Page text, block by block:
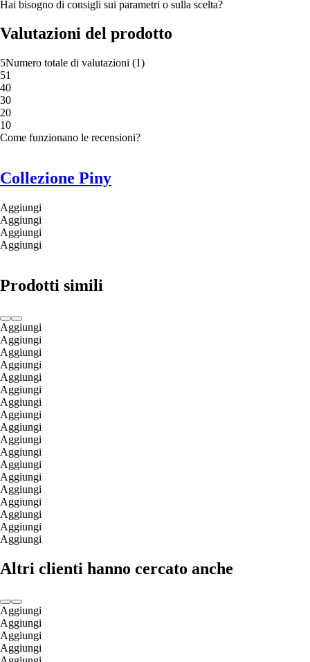
Hai bisogno di consigli sui parametri o sulla scelta?
Valutazioni del prodotto
5Numero totale di valutazioni (1)
51
40
30
20
10
Come funzionano le recensioni?
Collezione Piny
Aggiungi
Aggiungi
Aggiungi
Aggiungi
Prodotti simili
Aggiungi
Aggiungi
Aggiungi
Aggiungi
Aggiungi
Aggiungi
Aggiungi
Aggiungi
Aggiungi
Aggiungi
Aggiungi
Aggiungi
Aggiungi
Aggiungi
Aggiungi
Aggiungi
Aggiungi
Aggiungi
Altri clienti hanno cercato anche
Aggiungi
Aggiungi
Aggiungi
Aggiungi